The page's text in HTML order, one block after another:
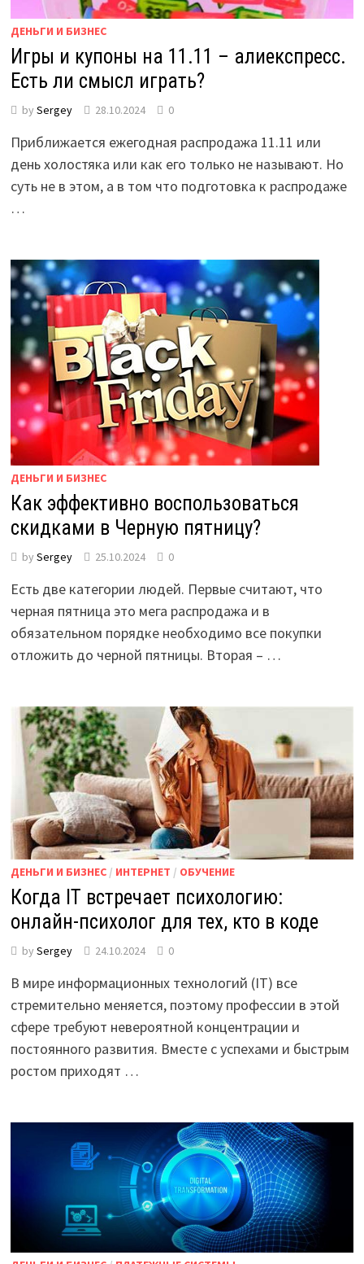
ДЕНЬГИ И БИЗНЕС
Игры и купоны на 11.11 – алиекспресс.
Есть ли смысл играть?
by Sergey 28.10.2024 0
Приближается ежегодная распродажа 11.11 или
день холостяка или как его только не называют. Но
суть не в этом, а в том что подготовка к распродаже
…
ДЕНЬГИ И БИЗНЕС
Как эффективно воспользоваться
скидками в Черную пятницу?
by Sergey 25.10.2024 0
Есть две категории людей. Первые считают, что
черная пятница это мега распродажа и в
обязательном порядке необходимо все покупки
отложить до черной пятницы. Вторая – …
ДЕНЬГИ И БИЗНЕС/ ИНТЕРНЕТ / ОБУЧЕНИЕ
Когда IT встречает психологию:
онлайн-психолог для тех, кто в коде
by Sergey 24.10.2024 0
В мире информационных технологий (IT) все
стремительно меняется, поэтому профессии в этой
сфере требуют невероятной концентрации и
постоянного развития. Вместе с успехами и быстрым
ростом приходят …